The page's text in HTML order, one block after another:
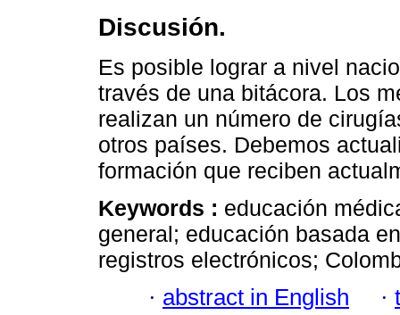
Discusión.
Es posible lograr a nivel
través de una bitácora. Los
realizan un número de
otros países. Debemos
formación que reciben
Keywords : educación
general; educación basada
registros electrónicos;
· abstract in English ·